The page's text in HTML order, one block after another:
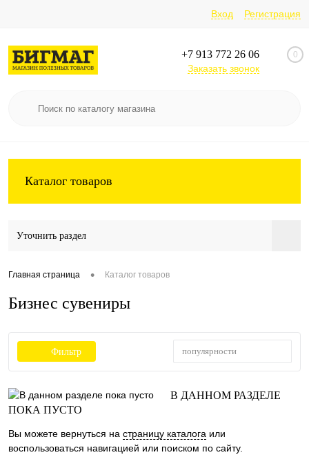
Вход Регистрация
+7 913 772 26 06
Заказать звонок
0
Каталог товаров
Уточнить раздел
Главная страница • Каталог товаров
Бизнес сувениры
Фильтр популярности
В ДАННОМ РАЗДЕЛЕ
ПОКА ПУСТО
Вы можете вернуться на страницу каталога или
воспользоваться навигацией или поиском по сайту.